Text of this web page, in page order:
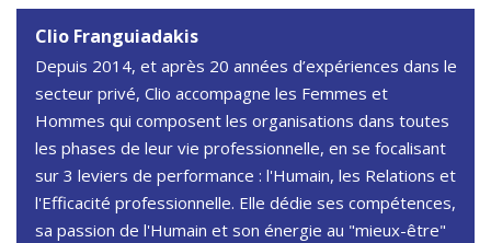
Clio Franguiadakis
Depuis 2014, et après 20 années d’expériences dans le
secteur privé, Clio accompagne les Femmes et
Hommes qui composent les organisations dans toutes
les phases de leur vie professionnelle, en se focalisant
sur 3 leviers de performance : l'Humain, les Relations et
l'Efficacité professionnelle. Elle dédie ses compétences,
sa passion de l'Humain et son énergie au "mieux-être"